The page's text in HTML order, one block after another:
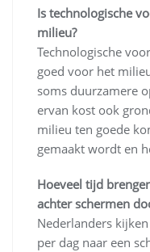
Is technologische
milieu?
Technologische
goed voor het
soms duurzamere
ervan kost ook
milieu ten goede
gemaakt wordt en
Hoeveel tijd
achter schermen
Nederlanders
per dag naar een